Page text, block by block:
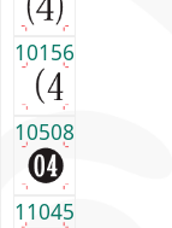
10156
10508
11045